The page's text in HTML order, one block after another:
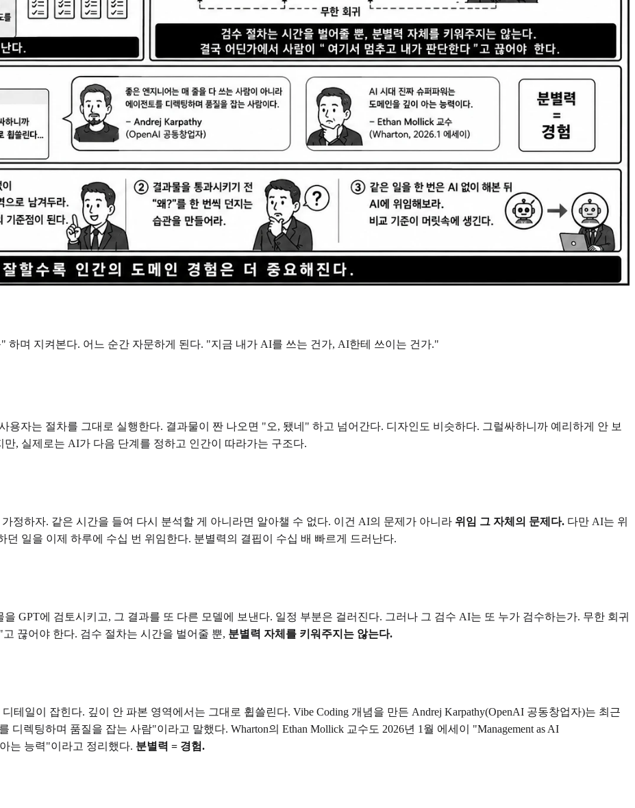
하며 지켜본다. 어느 순간 자문하게 된다. "지금 내가 AI를 쓰는 건가, AI한테 쓰이는 건가."
자는 절차를 그대로 실행한다. 결과물이 짠 나오면 "오, 됐네" 하고 넘어간다. 디자인도 비슷하다. 그럴싸하니까 예리하게 안 보
, 실제로는 AI가 다음 단계를 정하고 인간이 따라가는 구조다.
정하자. 같은 시간을 들여 다시 분석할 게 아니라면 알아챌 수 없다. 이건 AI의 문제가 아니라 위임 그 자체의 문제다. 다만 AI는 위
일을 이제 하루에 수십 번 위임한다. 분별력의 결핍이 수십 배 빠르게 드러난다.
GPT에 검토시키고, 그 결과를 또 다른 모델에 보낸다. 일정 부분은 걸러진다. 그러나 그 검수 AI는 또 누가 검수하는가. 무한 회귀
끊어야 한다. 검수 절차는 시간을 벌어줄 뿐, 분별력 자체를 키워주지는 않는다.
테일이 잡힌다. 깊이 안 파본 영역에서는 그대로 휩쓸린다. Vibe Coding 개념을 만든 Andrej Karpathy(OpenAI 공동창업자)는 최근
렉팅하며 품질을 잡는 사람"이라고 말했다. Wharton의 Ethan Mollick 교수도 2026년 1월 에세이 "Management as AI
는 능력"이라고 정리했다. 분별력 = 경험.